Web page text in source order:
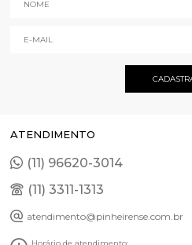
ATENDIMENTO
(11) 96620-3014
(11) 3311-1313
atendimento@pinheirense.com.br